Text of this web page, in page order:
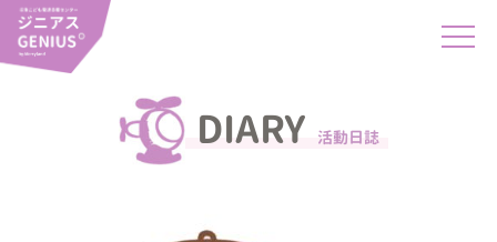
DIARY 活動日誌